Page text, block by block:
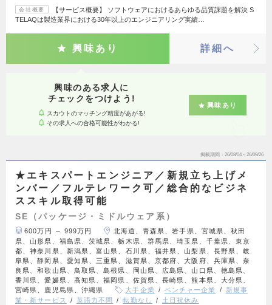
会社概要
【サービス概要】 ソフトウェアにおけるあらゆる品質課題を解決 S
TELAQは製造業界における30年以上のエンジニアリング実績…
興味あり 詳細へ
興味のある求人に
チェックをつけよう!
スカウトのマッチング精度があがる!
その求人への合格可能性がわかる!
興味あり
掲載期間 26/08/04～26/09/26
★エキスパートエンジニア／新規立ち上げメ
ンバー／フルテレワーク可／総合的なビジネ
ススキル取得可能
SE（パッケージ・ミドルウェア系）
600万円 ～ 999万円
北海道、青森県、岩手県、宮城県、秋田
県、山形県、福島県、茨城県、栃木県、群馬県、埼玉県、千葉県、東京
都、神奈川県、新潟県、富山県、石川県、福井県、山梨県、長野県、岐
阜県、静岡県、愛知県、三重県、滋賀県、京都府、大阪府、兵庫県、奈
良県、和歌山県、鳥取県、島根県、岡山県、広島県、山口県、徳島県、
香川県、愛媛県、高知県、福岡県、佐賀県、長崎県、熊本県、大分県、
宮崎県、鹿児島県、沖縄県
大手企業 ベンチャー企業
新規事
業・新サービス
英語力不問 転勤なし 土日祝休み